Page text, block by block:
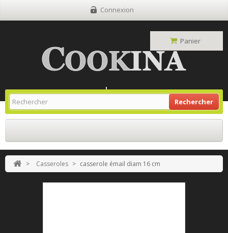
Connexion
Rechercher
Panier
Site Grill Gaz Retour À L'accueil
> Casseroles > casserole émail diam 16 cm